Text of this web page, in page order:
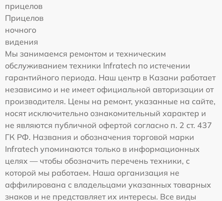
прицелов
Прицелов
ночного
видения
Мы занимаемся ремонтом и техническим
обслуживанием техники Infratech по истечении
гарантийного периода. Наш центр в Казани работает
независимо и не имеет официальной авторизации от
производителя. Цены на ремонт, указанные на сайте,
носят исключительно ознакомительный характер и
не являются публичной офертой согласно п. 2 ст. 437
ГК РФ. Названия и обозначения торговой марки
Infratech упоминаются только в информационных
целях — чтобы обозначить перечень техники, с
которой мы работаем. Наша организация не
аффилирована с владельцами указанных товарных
знаков и не представляет их интересы. Все виды